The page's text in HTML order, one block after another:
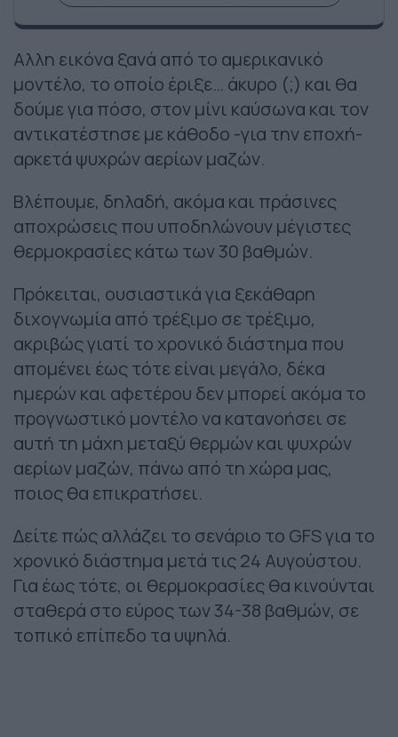
Αλλη εικόνα ξανά από το αμερικανικό
μοντέλο, το οποίο έριξε… άκυρο (;) και θα
δούμε για πόσο, στον μίνι καύσωνα και τον
αντικατέστησε με κάθοδο -για την εποχή-
αρκετά ψυχρών αερίων μαζών.
Βλέπουμε, δηλαδή, ακόμα και πράσινες
αποχρώσεις που υποδηλώνουν μέγιστες
θερμοκρασίες κάτω των 30 βαθμών.
Πρόκειται, ουσιαστικά για ξεκάθαρη
διχογνωμία από τρέξιμο σε τρέξιμο,
ακριβώς γιατί το χρονικό διάστημα που
απομένει έως τότε είναι μεγάλο, δέκα
ημερών και αφετέρου δεν μπορεί ακόμα το
προγνωστικό μοντέλο να κατανοήσει σε
αυτή τη μάχη μεταξύ θερμών και ψυχρών
αερίων μαζών, πάνω από τη χώρα μας,
ποιος θα επικρατήσει.
Δείτε πώς αλλάζει το σενάριο το GFS για το
χρονικό διάστημα μετά τις 24 Αυγούστου.
Για έως τότε, οι θερμοκρασίες θα κινούνται
σταθερά στο εύρος των 34-38 βαθμών, σε
τοπικό επίπεδο τα υψηλά.